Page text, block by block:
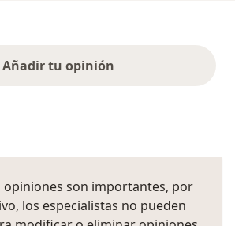
Añadir tu opinión
opiniones son importantes, por
los especialistas no pueden